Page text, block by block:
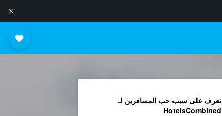
تعرف على سبب حب المسافرين لـ
HotelsCombined